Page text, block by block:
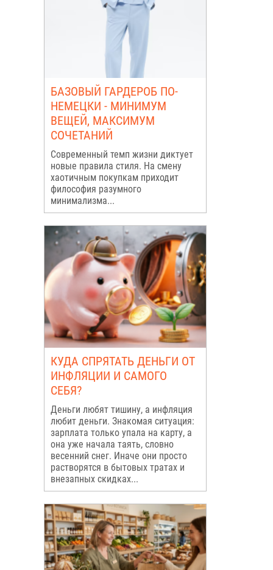
БАЗОВЫЙ ГАРДЕРОБ ПО-
НЕМЕЦКИ - МИНИМУМ
ВЕЩЕЙ, МАКСИМУМ
СОЧЕТАНИЙ
Современный темп жизни диктует
новые правила стиля. На смену
хаотичным покупкам приходит
философия разумного
минимализма...
КУДА СПРЯТАТЬ ДЕНЬГИ ОТ
ИНФЛЯЦИИ И САМОГО
СЕБЯ?
Деньги любят тишину, а инфляция
любит деньги. Знакомая ситуация:
зарплата только упала на карту, а
она уже начала таять, словно
весенний снег. Иначе они просто
растворятся в бытовых тратах и
внезапных скидках...